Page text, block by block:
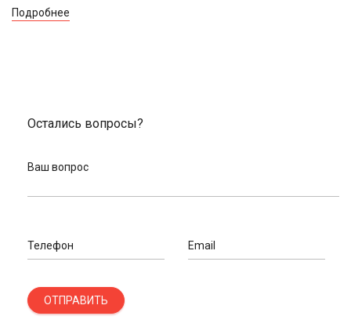
Подробнее
Остались вопросы?
Ваш вопрос
Телефон Email
ОТПРАВИТЬ